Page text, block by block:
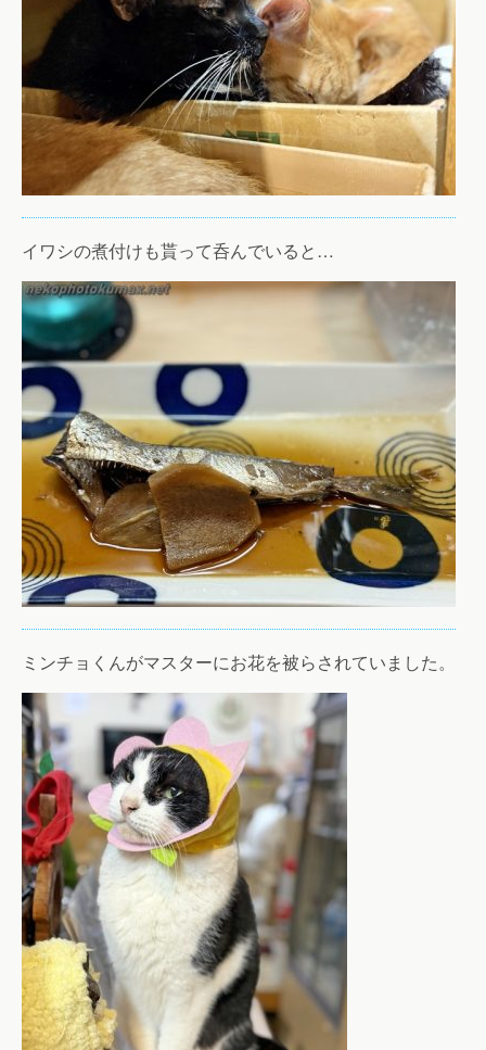
イワシの煮付けも貰って呑んでいると…
ミンチョくんがマスターにお花を被らされていました。